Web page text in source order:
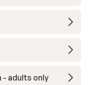
- adults only